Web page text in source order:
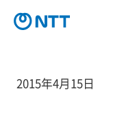
2015年4月15日